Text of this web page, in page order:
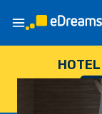
--
DIAS